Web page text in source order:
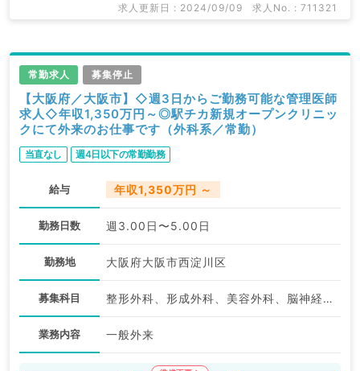
求人更新日 : 2024/09/09 求人No. : 711321
常勤求人 募集停止
【大阪府／大阪市】◇週3日からご勤務可能な管理医師
求人◇年収1,350万円～◎駅チカ新規オープンクリニッ
クにて外来のお仕事です（外科系／常勤）
当直なし 週4日以下の常勤勤務
給与 年収1,350万円 ～
勤務日数 週3.00日〜5.00日
勤務地 大阪府大阪市西淀川区
募集科目 整形外科、形成外科、美容外科、脳神経外科、呼吸器外科、心臓血管外科、小児外科、泌尿器科、外科系全般、一般外科、消化器外科、乳腺外科、スポーツ整形外科、大腸・肛門外科、脊髄・脊椎外科
業務内容 一般外来